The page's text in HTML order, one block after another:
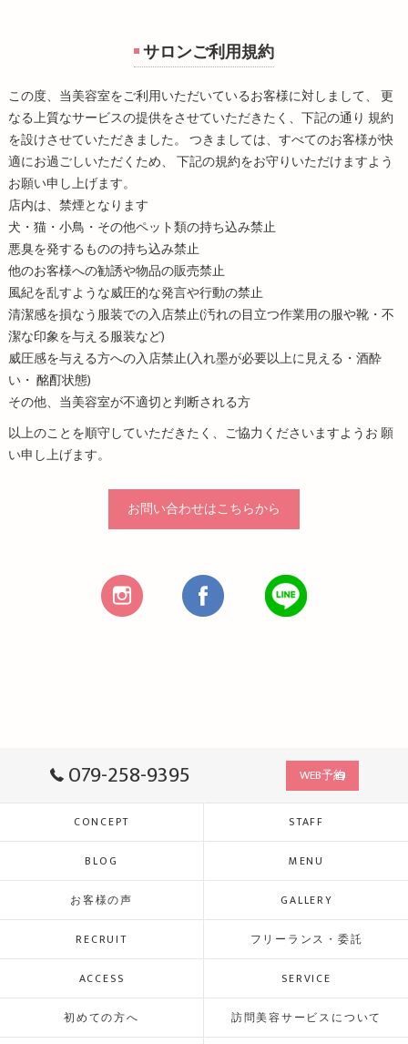
サロンご利用規約
この度、当美容室をご利用いただいているお客様に対しまして、 更
なる上質なサービスの提供をさせていただきたく、下記の通り 規約
を設けさせていただきました。 つきましては、すべてのお客様が快
適にお過ごしいただくため、 下記の規約をお守りいただけますよう
お願い申し上げます。
店内は、禁煙となります
犬・猫・小鳥・その他ペット類の持ち込み禁止
悪臭を発するものの持ち込み禁止
他のお客様への勧誘や物品の販売禁止
風紀を乱すような威圧的な発言や行動の禁止
清潔感を損なう服装での入店禁止(汚れの目立つ作業用の服や靴・不
潔な印象を与える服装など)
威圧感を与える方への入店禁止(入れ墨が必要以上に見える・酒酔
い・ 酩酊状態)
その他、当美容室が不適切と判断される方
以上のことを順守していただきたく、ご協力くださいますようお 願
い申し上げます。
お問い合わせはこちらから
079-258-9395 WEB予約
CONCEPT STAFF
BLOG MENU
お客様の声 GALLERY
RECRUIT フリーランス・委託
ACCESS SERVICE
初めての方へ 訪問美容サービスについて